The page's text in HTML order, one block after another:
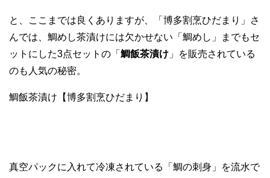
と、ここまでは良くありますが、「博多割烹ひだまり」さ
んでは、鯛めし茶漬けには欠かせない「鯛めし」までもセ
ットにした3点セットの「 鯛飯茶漬け 」を販売されている
のも人気の秘密。
鯛飯茶漬け【博多割烹ひだまり】
真空パックに入れて冷凍されている「鯛の刺身」を流水で